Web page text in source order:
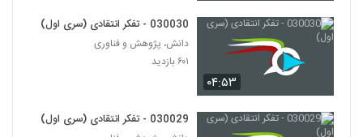
137
028147 - پیچیدگی اجتماعی (Social
Complexity)
Complexity)
۵۴۱ بازدید
۰۴:۵۳
030030 - تفکر انتقادی (سری اول)
دانش، پژوهش و فناوری
۶۰۱ بازدید
030029 - تفکر انتقادی (سری اول)